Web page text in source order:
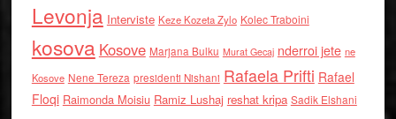
Levonja Interviste Keze Kozeta Zylo Kolec Traboini
kosova Kosove Marjana Bulku Murat Gecaj nderroi jete ne
Kosove Nene Tereza presidenti Nishani Rafaela Prifti Rafael
Floqi Raimonda Moisiu Ramiz Lushaj reshat kripa Sadik Elshani